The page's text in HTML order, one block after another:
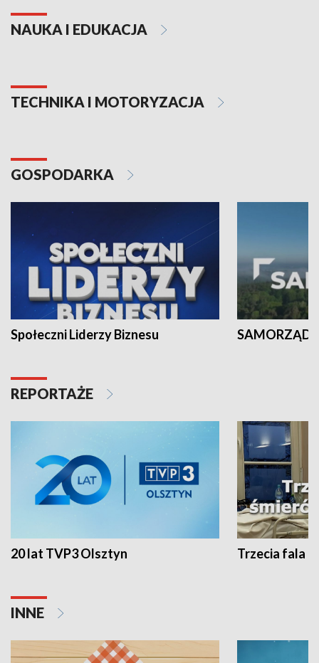
NAUKA I EDUKACJA
TECHNIKA I MOTORYZACJA
GOSPODARKA
Społeczni Liderzy Biznesu SAMORZĄD
REPORTAŻE
20 lat TVP3 Olsztyn Trzecia fala -
INNE